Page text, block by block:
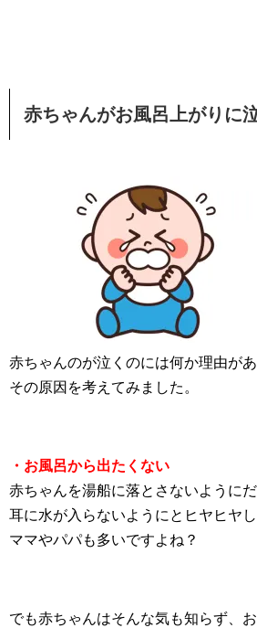
赤ちゃんがお風呂上がりに
赤ちゃんのが泣くのには何か理由があ
その原因を考えてみました。
・お風呂から出たくない
赤ちゃんを湯船に落とさないようにだ
耳に水が入らないようにとヒヤヒヤ
ママやパパも多いですよね？
でも赤ちゃんはそんな気も知らず、